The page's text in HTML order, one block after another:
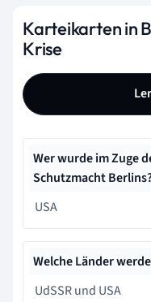
Karteikarten in
Krise
Wer wurde im Zuge
Schutzmacht
USA
Welche Länder
UdSSR und USA